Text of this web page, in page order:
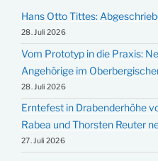
Hans Otto Tittes:
28. Juli 2026
Vom Prototyp in die Praxis:
Angehörige im
28. Juli 2026
Erntefest in Drabenderhöhe
Rabea und Thorsten Reuter
27. Juli 2026